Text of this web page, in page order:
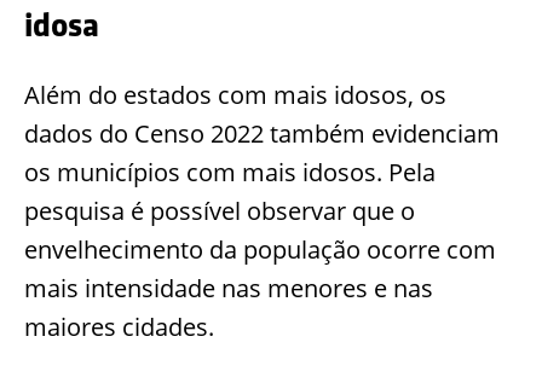
idosa
Além do estados com mais idosos, os
dados do Censo 2022 também evidenciam
os municípios com mais idosos. Pela
pesquisa é possível observar que o
envelhecimento da população ocorre com
mais intensidade nas menores e nas
maiores cidades.